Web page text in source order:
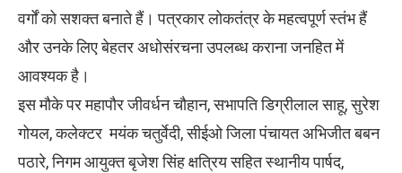
वर्गों को सशक्त बनाते हैं। पत्रकार लोकतंत्र के महत्वपूर्ण स्तंभ हैं
और उनके लिए बेहतर अधोसंरचना उपलब्ध कराना जनहित में
आवश्यक है।
इस मौके पर महापौर जीवर्धन चौहान, सभापति डिग्रीलाल साहू, सुरेश
गोयल, कलेक्टर मयंक चतुर्वेदी, सीईओ जिला पंचायत अभिजीत बबन
पठारे, निगम आयुक्त बृजेश सिंह क्षत्रिय सहित स्थानीय पार्षद,